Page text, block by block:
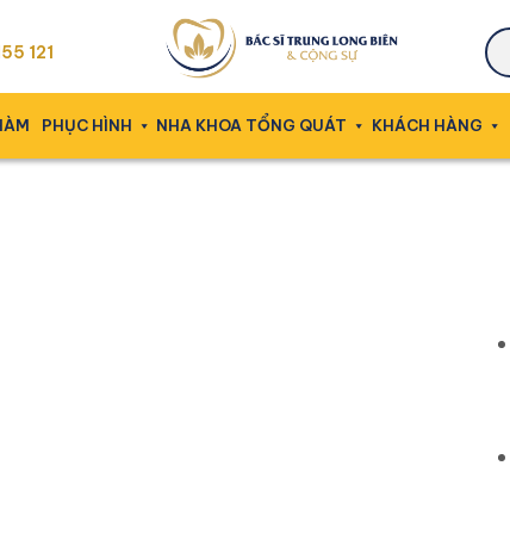
121
PHỤC HÌNH NHA KHOA TỔNG QUÁT KHÁCH HÀNG